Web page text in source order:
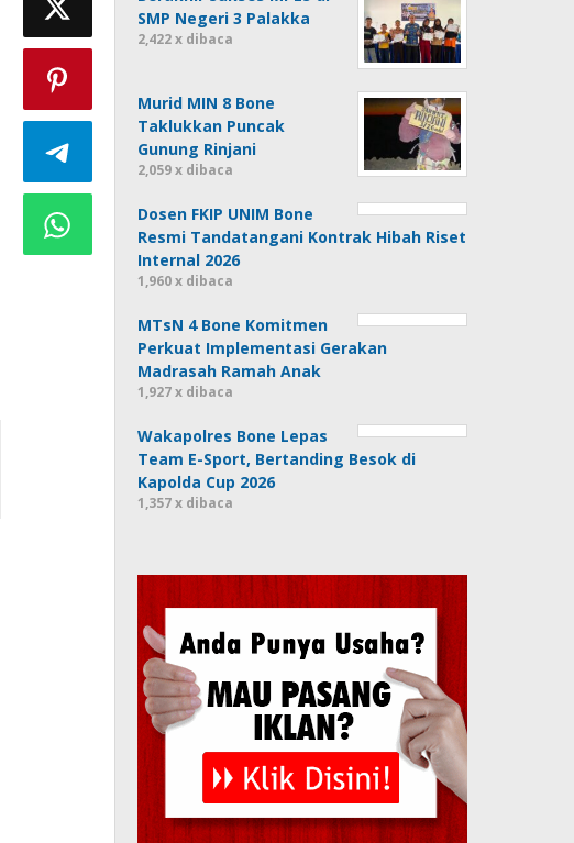
SMP Negeri 3 Palakka
2,422 x dibaca
Murid MIN 8 Bone
Taklukkan Puncak
Gunung Rinjani
2,059 x dibaca
Dosen FKIP UNIM Bone
Resmi Tandatangani Kontrak Hibah Riset
Internal 2026
1,960 x dibaca
MTsN 4 Bone Komitmen
Perkuat Implementasi Gerakan
Madrasah Ramah Anak
1,927 x dibaca
Wakapolres Bone Lepas
Team E-Sport, Bertanding Besok di
Kapolda Cup 2026
1,357 x dibaca